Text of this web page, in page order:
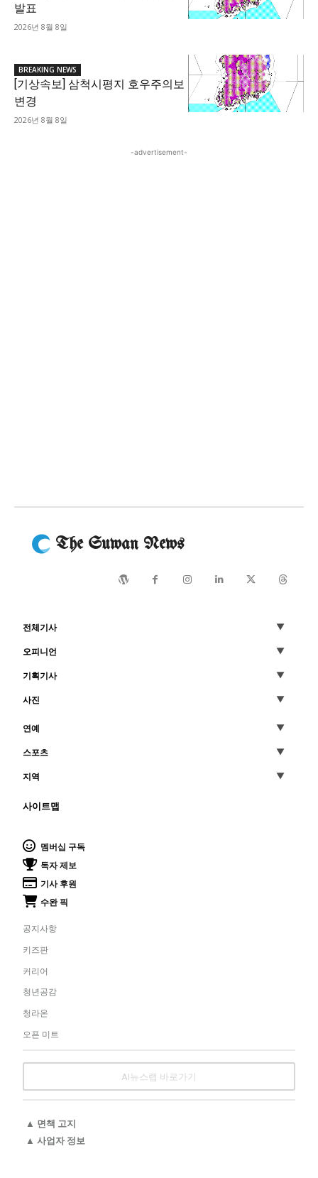
발표
2026년 8월 8일
BREAKING NEWS
[기상속보] 삼척시평지 호우주의보
변경
2026년 8월 8일
-advertisement-
The Suwan News
전체기사
오피니언
기획기사
사진
연예
스포츠
지역
사이트맵
멤버십 구독
독자 제보
기사 후원
수완 픽
공지사항
키즈판
커리어
청년공감
청라온
오픈 미트
AI뉴스랩 바로가기
▲ 면책 고지
▲ 사업자 정보